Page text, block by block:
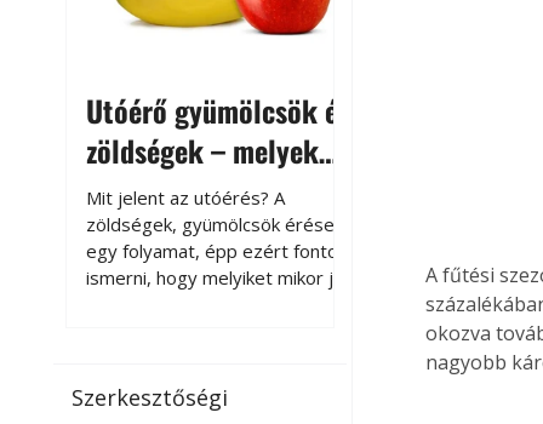
Utóérő gyümölcsök és
zöldségek – melyek
érnek tovább leszedés
után?
Mit jelent az utóérés? A
zöldségek, gyümölcsök érése
egy folyamat, épp ezért fontos
ismerni, hogy melyiket mikor jó
paradicsomot sokszor
gazdasági érettségben, azaz
Szerkesztőségi
A fűtési
okozva
nagyobb